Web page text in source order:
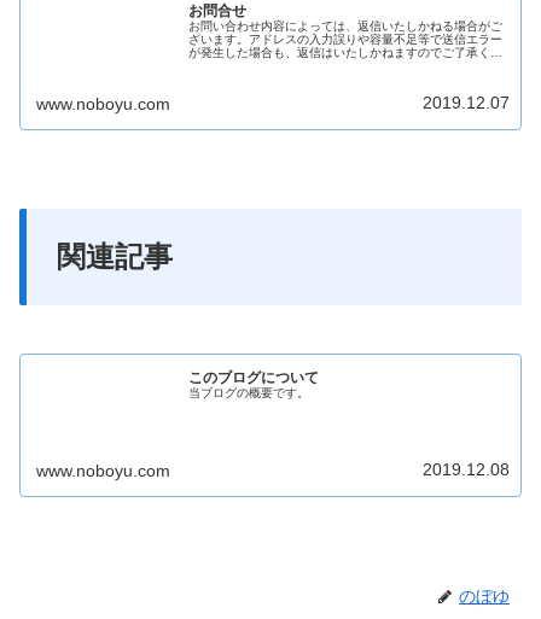
お問合せ
お問い合わせ内容によっては、返信いたしかねる場合がご
ざいます。アドレスの入力誤りや容量不足等で送信エラー
が発生した場合も、返信はいたしかねますのでご了承くだ
www.noboyu.com 2019.12.07
関連記事
このブログについて
当ブログの概要です。
www.noboyu.com 2019.12.08
のぼゆ